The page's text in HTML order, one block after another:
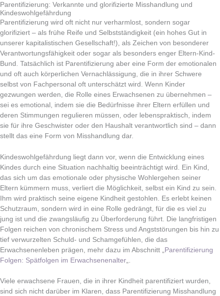
Parentifizierung: Verkannte und glorifizierte Misshandlung und
Kindeswohlgefährdung
Parentifizierung wird oft nicht nur verharmlost, sondern sogar
glorifiziert – als frühe Reife und Selbstständigkeit (ein hohes Gut in
unserer kapitalistischen Gesellschaft!), als Zeichen von besonderer
Verantwortungsfähigkeit oder sogar als besonders enger Eltern-Kind-
Bund. Tatsächlich ist Parentifizierung aber eine Form der emotionalen
und oft auch körperlichen Vernachlässigung, die in ihrer Schwere
selbst von Fachpersonal oft unterschätzt wird. Wenn Kinder
gezwungen werden, die Rolle eines Erwachsenen zu übernehmen –
sei es emotional, indem sie die Bedürfnisse ihrer Eltern erfüllen und
deren Stimmungen regulieren müssen, oder lebenspraktisch, indem
sie für ihre Geschwister oder den Haushalt verantwortlich sind – dann
stellt das eine Form von Misshandlung dar.
Kindeswohlgefährdung liegt dann vor, wenn die Entwicklung eines
Kindes durch eine Situation nachhaltig beeinträchtigt wird. Ein Kind,
das sich um das emotionale oder physische Wohlergehen seiner
Eltern kümmern muss, verliert die Möglichkeit, selbst ein Kind zu sein.
Ihm wird praktisch seine eigene Kindheit gestohlen. Es erlebt keinen
Schutzraum, sondern wird in eine Rolle gedrängt, für die es viel zu
jung ist und die zwangsläufig zu Überforderung führt. Die langfristigen
Folgen reichen von chronischem Stress und Angststörungen bis hin zu
tief verwurzelten Schuld- und Schamgefühlen, die das
Erwachsenenleben prägen, mehr dazu im Abschnitt „ Parentifizierung
Folgen: Spätfolgen im Erwachsenenalter
Viele erwachsene Frauen, die in ihrer Kindheit parentifiziert wurden,
sind sich nicht darüber im Klaren, dass Parentifizierung Misshandlung